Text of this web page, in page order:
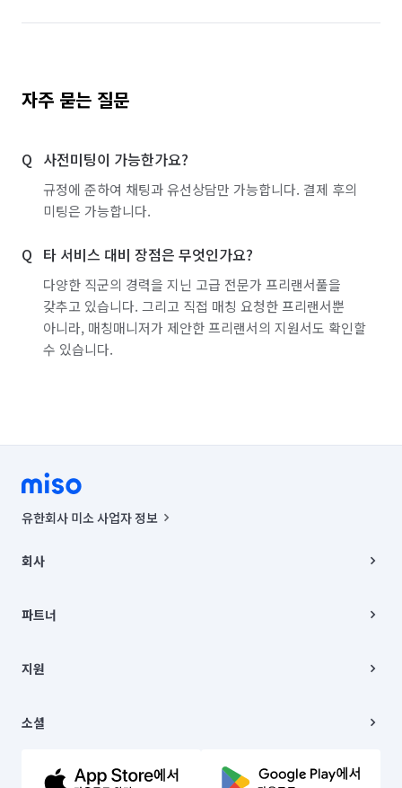
자주 묻는 질문
사전미팅이 가능한가요?
규정에 준하여 채팅과 유선상담만 가능합니다. 결제 후의
미팅은 가능합니다.
타 서비스 대비 장점은 무엇인가요?
다양한 직군의 경력을 지닌 고급 전문가 프리랜서풀을
갖추고 있습니다. 그리고 직접 매칭 요청한 프리랜서뿐
아니라, 매칭매니저가 제안한 프리랜서의 지원서도 확인할
수 있습니다.
유한회사 미소 사업자 정보
00019 |
주소 | 본사: 서울특별시 종로구 율곡로 6(중학동, 트윈트리빌딩) B동 5층
컨택센터 : 서울특별시 종로구 수송동 율곡로 24, 7층, 8층 미소
상품, 상품정보, 거래에 관한 의무와 책임은 거래당사자에게 있습니다.
언론 보도 관련 문의:
© 유한회사 미소. Miso, Inc. All Rights Reserved.
회사
채용
파트너
이사
지원
이용약관
문의하기
소셜
유튜브